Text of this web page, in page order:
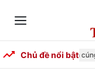
Menu
Chủ đề nổi bật
Đầy Tháng – Mâm cúng